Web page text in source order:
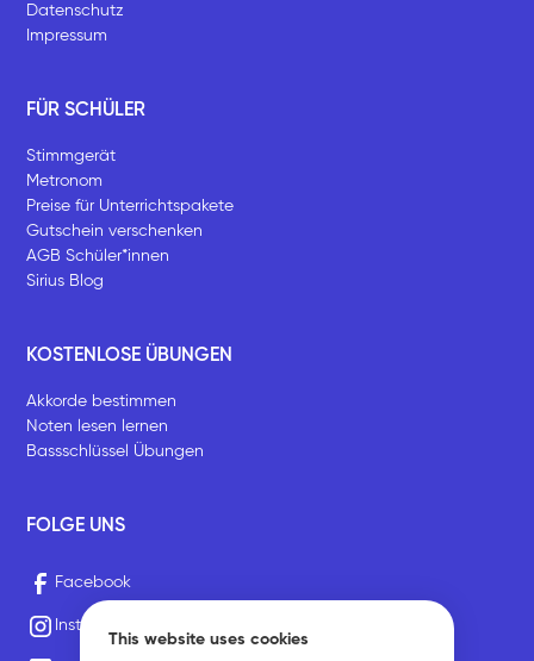
This website uses cookies
Datenschutz
Impressum
FÜR SCHÜLER
Stimmgerät
Metronom
Preise für Unterrichtspakete
Gutschein verschenken
AGB Schüler*innen
Sirius Blog
KOSTENLOSE ÜBUNGEN
Akkorde bestimmen
Noten lesen lernen
Bassschlüssel Übungen
FOLGE UNS
Facebook
Instagram